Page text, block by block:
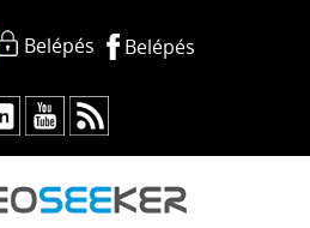
Belépés Belépés